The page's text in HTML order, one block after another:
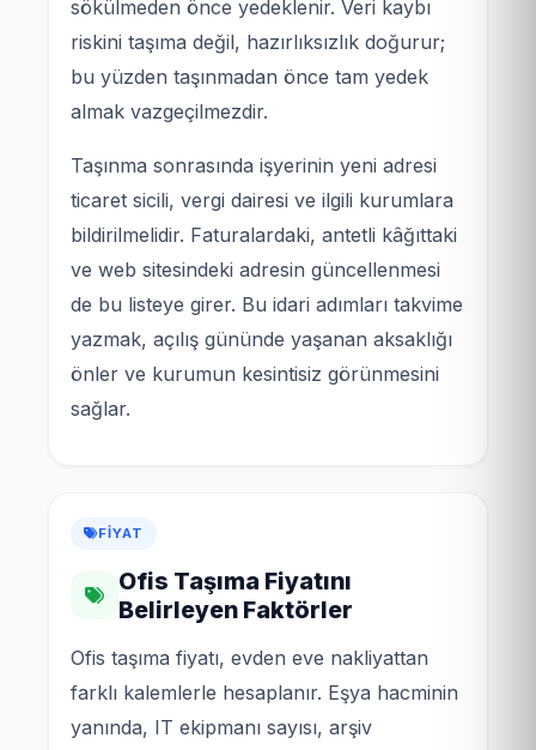
sökülmeden önce yedeklenir. Veri kaybı
riskini taşıma değil, hazırlıksızlık doğurur;
bu yüzden taşınmadan önce tam yedek
almak vazgeçilmezdir.
Taşınma sonrasında işyerinin yeni adresi
ticaret sicili, vergi dairesi ve ilgili kurumlara
bildirilmelidir. Faturalardaki, antetli kâğıttaki
ve web sitesindeki adresin güncellenmesi
de bu listeye girer. Bu idari adımları takvime
yazmak, açılış gününde yaşanan aksaklığı
önler ve kurumun kesintisiz görünmesini
sağlar.
FIYAT
Ofis Taşıma Fiyatını
Belirleyen Faktörler
Ofis taşıma fiyatı, evden eve nakliyattan
farklı kalemlerle hesaplanır. Eşya hacminin
yanında, IT ekipmanı sayısı, arşiv